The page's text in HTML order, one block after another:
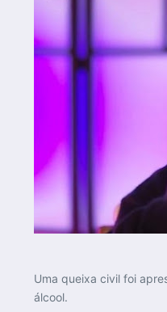
Uma queixa civil foi
álcool.